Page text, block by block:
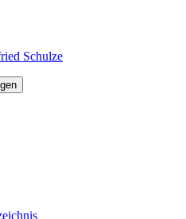
Schulze